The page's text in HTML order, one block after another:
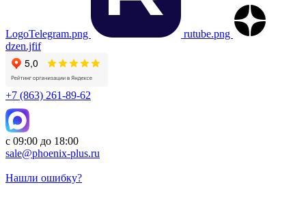
LogoTelegram.png
rutube.png
dzen.jfif
+7 (863) 261-89-62
с 09:00 до 18:00
sale@phoenix-plus.ru
Нашли ошибку?